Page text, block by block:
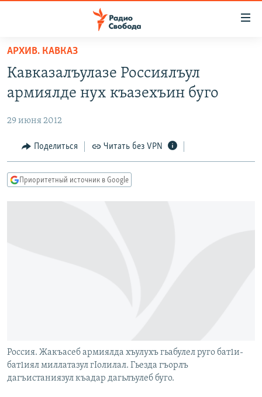
упрощенного
доступа
основному
Вернутся
главной
навигации
Вернутся
АВТОРСКИЕ ПРОЕКТЫ
ЦИТАТЫ СВОБОДЫ
МНЕНИЯ
IDEL.РЕАЛИИ
АРХИВ. КАВКАЗ
Кавказалъулазе Россиялъул
армиялде нух къазехъин буго
29 июня 2012
Поделиться Читать без VPN
Приоритетный источник в Google
Россия. Жакъасеб армиялда хъулухъ гьабулел руго бат1и-
бат1иял миллатазул гIолилал. Гьезда гъорлъ
дагъистаниязул къадар дагьлъулеб буго.